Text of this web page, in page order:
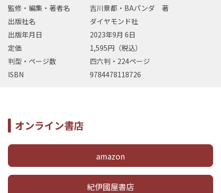
監修・編集・著者名
吉川景都・BAパンダ 著
出版社名
ダイヤモンド社
出版年月日
2023年9月 6日
定価
1,595円（税込）
判型・ページ数
四六判・224ページ
ISBN
9784478118726
オンライン書店
amazon
紀伊國屋書店